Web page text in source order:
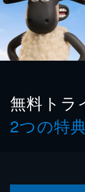
無料トラ
2つの特